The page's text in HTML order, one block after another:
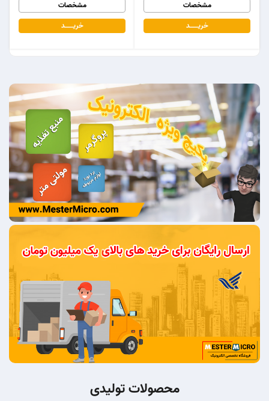
مشخصات
خریـــــــد
مشخصات
خریـــــــد
محصولات تولیدی